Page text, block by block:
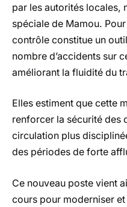
par les autorités locales,
spéciale de Mamou.
contrôle constitue un
nombre d’accidents sur
améliorant la fluidité du
Elles estiment que cette
renforcer la sécurité des
circulation plus
des périodes de forte
Ce nouveau poste vient
cours pour moderniser